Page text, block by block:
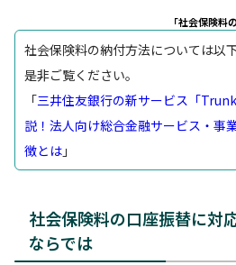
「社会保険料
社会保険料の納付方法については以
是非ご覧ください。
「三井住友銀行の新サービス「
説！法人向け総合金融サービス・事
徴とは 」
社会保険料の口座振替に対
ならでは